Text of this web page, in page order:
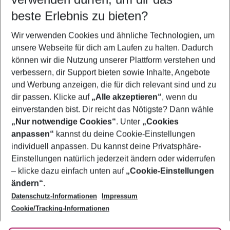
5-8 Nächte
2 Erwachsene Keine Kinder
Mehr Filter anzeigen
Footer
Footer navigation
Über uns
AGB
Bestpreisgarantie
Cookie-Einstellungen ändern
Cookie-Richtlinie
Agenturbetreuung
Barrierefreies Reisen
Folge uns
beste Erlebnis zu bieten?
Wir verwenden Cookies und ähnliche Technologien, um
unsere Webseite für dich am Laufen zu halten. Dadurch
können wir die Nutzung unserer Plattform verstehen und
verbessern, dir Support bieten sowie Inhalte, Angebote
und Werbung anzeigen, die für dich relevant sind und zu
dir passen. Klicke auf „Alle akzeptieren“, wenn du
einverstanden bist. Dir reicht das Nötigste? Dann wähle
„Nur notwendige Cookies“. Unter „Cookies
anpassen“ kannst du deine Cookie-Einstellungen
individuell anpassen. Du kannst deine Privatsphäre-
Einstellungen natürlich jederzeit ändern oder widerrufen
– klicke dazu einfach unten auf „Cookie-Einstellungen
ändern“.
Datenschutz-Informationen
Impressum
Cookie/Tracking-Informationen